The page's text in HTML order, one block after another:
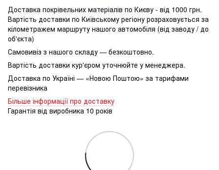
Доставка покрівельних матеріалів по Києву - від 1000 грн.
Вартість доставки по Київському регіону розраховується за
кілометражем маршруту нашого автомобіля (від заводу / до
об'єкта)
Самовивіз з нашого складу — безкоштовно.
Вартість доставки кур'єром уточнюйте у менеджера.
Доставка по Україні — «Новою Поштою» за тарифами
перевізника
Більше інформації про доставку
Гарантія від виробника 10 років